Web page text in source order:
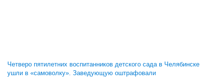
Четверо пятилетних воспитанников детского сада в Челябинске
ушли в «самоволку». Заведующую оштрафовали